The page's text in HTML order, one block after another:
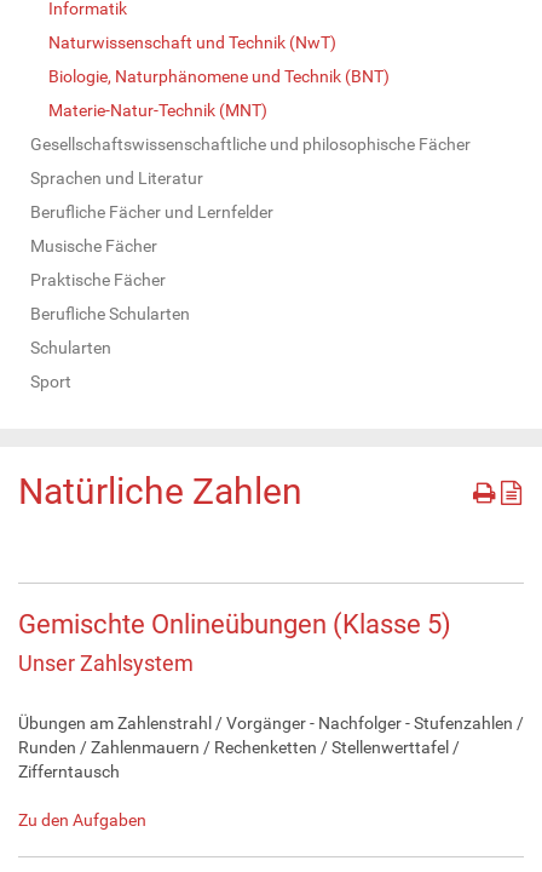
Informatik
Naturwissenschaft und Technik (NwT)
Biologie, Naturphänomene und Technik (BNT)
Materie-Natur-Technik (MNT)
Gesellschaftswissenschaftliche und philosophische Fächer
Sprachen und Literatur
Berufliche Fächer und Lernfelder
Musische Fächer
Praktische Fächer
Berufliche Schularten
Schularten
Sport
Natürliche Zahlen
Gemischte Onlineübungen (Klasse 5)
Unser Zahlsystem
Übungen am Zahlenstrahl / Vorgänger - Nachfolger - Stufenzahlen /
Runden / Zahlenmauern / Rechenketten / Stellenwerttafel /
Zifferntausch
Zu den Aufgaben